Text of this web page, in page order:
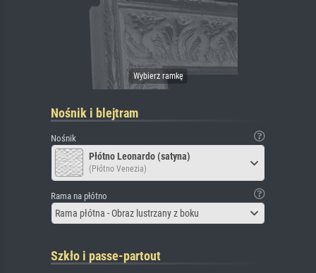
Nośnik i blejtram
Nośnik
Płótno Leonardo (satyna)
(Płótno Venezia)
Rama na płótno
Rama płótna - Obraz lustrzany z boku
Szkło i passe-partout